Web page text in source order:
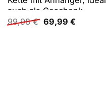
auch als Geschenk
99,98€ Ursprünglicher
Preis
69,99 €Aktueller